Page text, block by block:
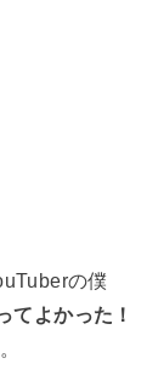
の僕
てよかった！